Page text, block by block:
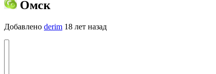
Омск
Добавлено derim 18 лет назад